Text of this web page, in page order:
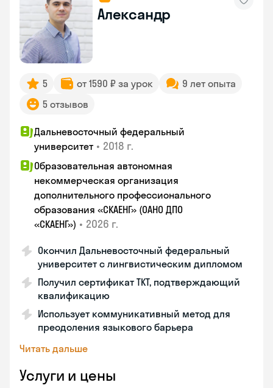
Александр
5 от 1590 ₽ за урок
9 лет опыта
5 отзывов
Дальневосточный федеральный
университет • 2018 г.
Образовательная автономная
некоммерческая организация
дополнительного профессионального
образования «СКАЕНГ» (ОАНО ДПО
«СКАЕНГ») • 2026 г.
Окончил Дальневосточный федеральный
университет с лингвистическим дипломом
Получил сертификат TKT, подтверждающий
квалификацию
Использует коммуникативный метод для
преодоления языкового барьера
Читать дальше
Услуги и цены